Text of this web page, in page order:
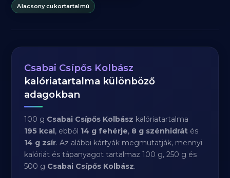
Alacsony cukortartalmú
Csabai Csípős Kolbász
kalóriatartalma különböző
adagokban
100 g Csabai Csípős Kolbász kalóriatartalma
195 kcal, ebből 14 g fehérje, 8 g szénhidrát és
14 g zsír. Az alábbi kártyák megmutatják, mennyi
kalóriát és tápanyagot tartalmaz 100 g, 250 g és
500 g Csabai Csípős Kolbász.